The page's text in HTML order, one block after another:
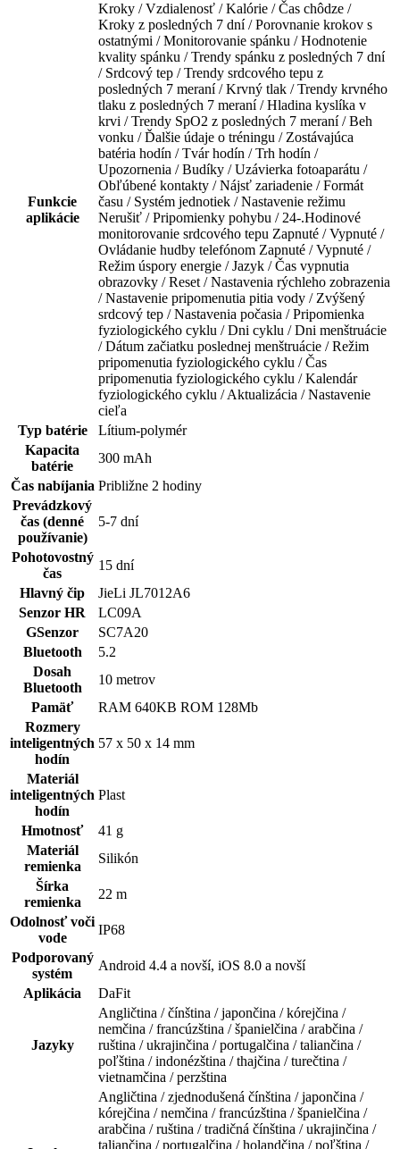
Funkcie
aplikácie
Kroky / Vzdialenosť / Kalórie / Čas chôdze /
Kroky z posledných 7 dní / Porovnanie krokov s
ostatnými / Monitorovanie spánku / Hodnotenie
kvality spánku / Trendy spánku z posledných 7 dní
/ Srdcový tep / Trendy srdcového tepu z
posledných 7 meraní / Krvný tlak / Trendy krvného
tlaku z posledných 7 meraní / Hladina kyslíka v
krvi / Trendy SpO2 z posledných 7 meraní / Beh
vonku / Ďalšie údaje o tréningu / Zostávajúca
batéria hodín / Tvár hodín / Trh hodín /
Upozornenia / Budíky / Uzávierka fotoaparátu /
Obľúbené kontakty / Nájsť zariadenie / Formát
času / Systém jednotiek / Nastavenie režimu
Nerušiť / Pripomienky pohybu / 24-.Hodinové
monitorovanie srdcového tepu Zapnuté / Vypnuté /
Ovládanie hudby telefónom Zapnuté / Vypnuté /
Režim úspory energie / Jazyk / Čas vypnutia
obrazovky / Reset / Nastavenia rýchleho zobrazenia
/ Nastavenie pripomenutia pitia vody / Zvýšený
srdcový tep / Nastavenia počasia / Pripomienka
fyziologického cyklu / Dni cyklu / Dni menštruácie
/ Dátum začiatku poslednej menštruácie / Režim
pripomenutia fyziologického cyklu / Čas
pripomenutia fyziologického cyklu / Kalendár
fyziologického cyklu / Aktualizácia / Nastavenie
cieľa
Typ batérie
Lítium-polymér
Kapacita
batérie
300 mAh
Čas nabíjania Približne 2 hodiny
Prevádzkový
čas (denné
používanie)
5-7 dní
Pohotovostný
čas
15 dní
Hlavný čip
JieLi JL7012A6
Senzor HR
LC09A
GSenzor
SC7A20
Bluetooth
5.2
Dosah
Bluetooth
10 metrov
Pamäť
RAM 640KB ROM 128Mb
Rozmery
inteligentných
hodín
57 x 50 x 14 mm
Materiál
inteligentných
hodín
Plast
Hmotnosť
41 g
Materiál
remienka
Silikón
Šírka
remienka
22 m
Odolnosť voči
vode
IP68
Podporovaný
systém
Android 4.4 a novší, iOS 8.0 a novší
Aplikácia
DaFit
Jazyky
Angličtina / čínština / japončina / kórejčina /
nemčina / francúzština / španielčina / arabčina /
ruština / ukrajinčina / portugalčina / taliančina /
poľština / indonézština / thajčina / turečtina /
vietnamčina / perzština
Angličtina / zjednodušená čínština / japončina /
kórejčina / nemčina / francúzština / španielčina /
arabčina / ruština / tradičná čínština / ukrajinčina /
taliančina / portugalčina / holandčina / poľština /